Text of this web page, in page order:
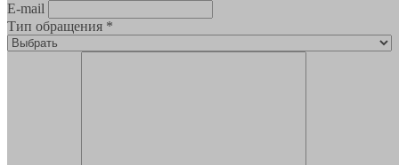
E-mail
Тип обращения *